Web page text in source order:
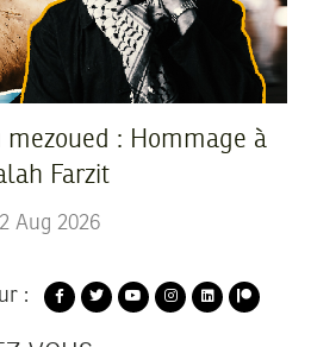
mezoued : Hommage à
Farzit
Aug 2026
: